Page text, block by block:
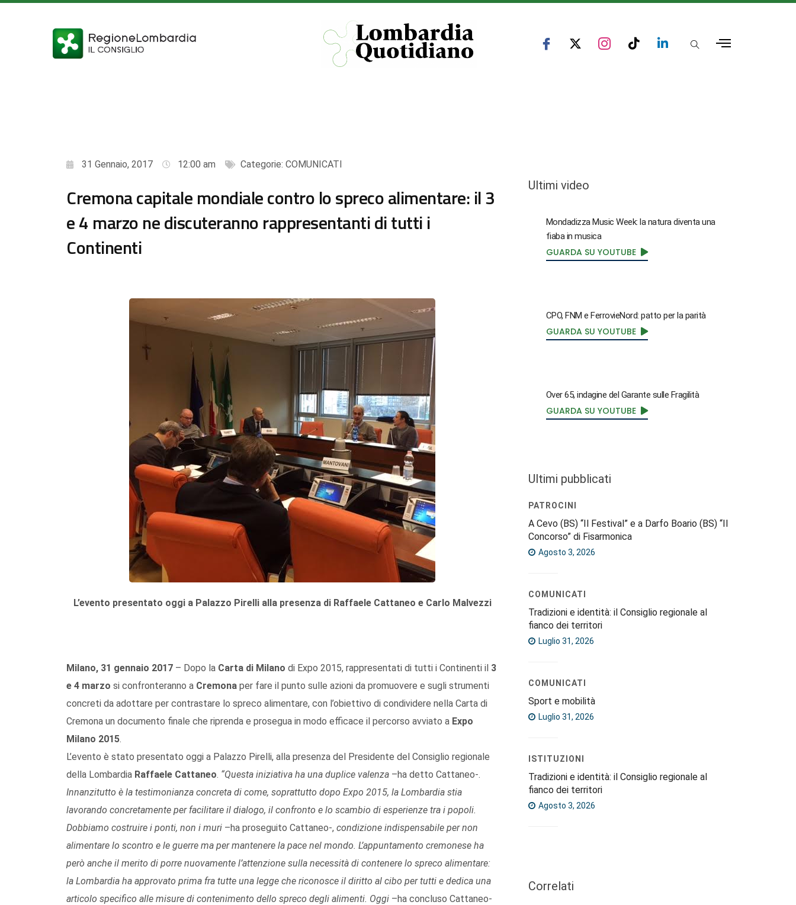
31 Gennaio, 2017 12:00 am Categorie: COMUNICATI
Cremona capitale mondiale contro lo spreco alimentare: il 3
e 4 marzo ne discuteranno rappresentanti di tutti i
Continenti
L’evento presentato oggi a Palazzo Pirelli alla presenza di Raffaele Cattaneo e Carlo Malvezzi
Milano, 31 gennaio 2017 – Dopo la Carta di Milano di Expo 2015, rappresentati di tutti i Continenti il 3
e 4 marzo si confronteranno a Cremona per fare il punto sulle azioni da promuovere e sugli strumenti
concreti da adottare per contrastare lo spreco alimentare, con l’obiettivo di condividere nella Carta di
Cremona un documento finale che riprenda e prosegua in modo efficace il percorso avviato a Expo
Milano 2015.
L’evento è stato presentato oggi a Palazzo Pirelli, alla presenza del Presidente del Consiglio regionale
della Lombardia Raffaele Cattaneo. “Questa iniziativa ha una duplice valenza –ha detto Cattaneo-.
Innanzitutto è la testimonianza concreta di come, soprattutto dopo Expo 2015, la Lombardia stia
lavorando concretamente per facilitare il dialogo, il confronto e lo scambio di esperienze tra i popoli.
Dobbiamo costruire i ponti, non i muri –ha proseguito Cattaneo-, condizione indispensabile per non
alimentare lo scontro e le guerre ma per mantenere la pace nel mondo. L’appuntamento cremonese ha
però anche il merito di porre nuovamente l’attenzione sulla necessità di contenere lo spreco alimentare:
la Lombardia ha approvato prima fra tutte una legge che riconosce il diritto al cibo per tutti e dedica una
articolo specifico alle misure di contenimento dello spreco degli alimenti. Oggi –ha concluso Cattaneo-
Ultimi video
Mondadizza Music Week: la natura diventa una
fiaba in musica
GUARDA SU YOUTUBE
CPO, FNM e FerrovieNord: patto per la parità
GUARDA SU YOUTUBE
Over 65, indagine del Garante sulle Fragilità
GUARDA SU YOUTUBE
Ultimi pubblicati
PATROCINI
A Cevo (BS) “Il Festival” e a Darfo Boario (BS) “Il
Concorso” di Fisarmonica
Agosto 3, 2026
COMUNICATI
Tradizioni e identità: il Consiglio regionale al
fianco dei territori
Luglio 31, 2026
COMUNICATI
Sport e mobilità
Luglio 31, 2026
ISTITUZIONI
Tradizioni e identità: il Consiglio regionale al
fianco dei territori
Agosto 3, 2026
Correlati